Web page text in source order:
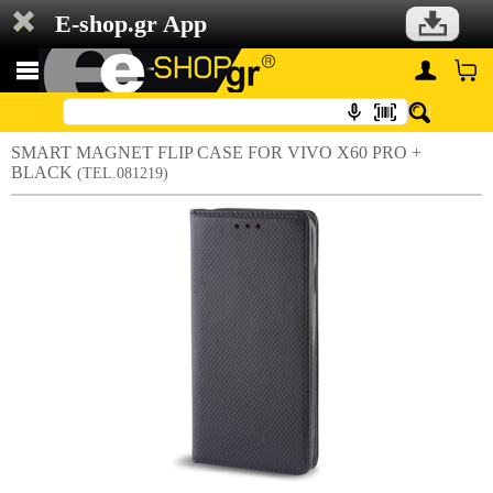
E-shop.gr App
SMART MAGNET FLIP CASE FOR VIVO X60 PRO +
BLACK (TEL.081219)